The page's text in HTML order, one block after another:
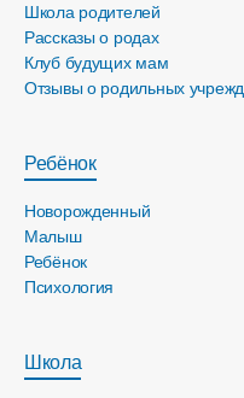
Школа родителей
Рассказы о родах
Клуб будущих мам
Отзывы о родильных
Ребёнок
Новорожденный
Малыш
Ребёнок
Психология
Школа